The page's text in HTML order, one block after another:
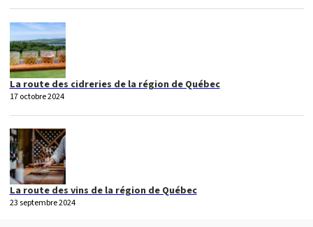
La route des cidreries de la région de Québec
17 octobre 2024
La route des vins de la région de Québec
23 septembre 2024